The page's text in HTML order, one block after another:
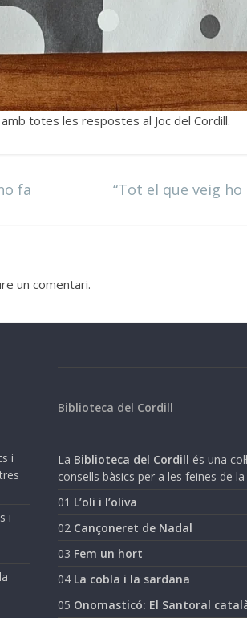
totes les respostes al Joc del Cordill.
fa “Tot el que veig ho
un comentari.
i
i
Biblioteca del Cordill
La Biblioteca del Cordill és una
consells bàsics per a les feines de
01 L’oli i l’oliva
02 Cançoneret de Nadal
03 Fem un hort
04 La cobla i la sardana
05 Onomasticó: El Santoral